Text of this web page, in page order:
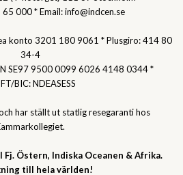
000 * Email: info@indcen.se
konto 3201 180 9061 * Plusgiro: 414 80
34-4
SE97 9500 0099 6026 4148 0344 *
BIC: NDEASESS
har ställt ut statlig resegaranti hos
Östern, Indiska Oceanen & Afrika.
till hela världen!